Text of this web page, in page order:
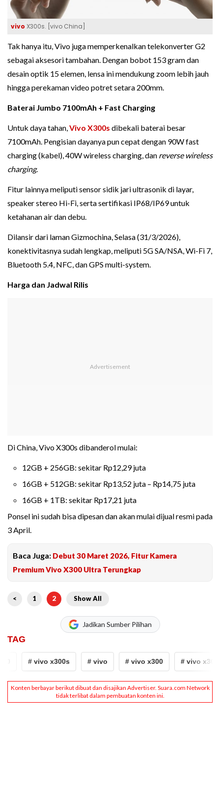
vivo X300s. [vivo China]
Tak hanya itu, Vivo juga memperkenalkan telekonverter G2
sebagai aksesori tambahan. Dengan bobot 153 gram dan
desain optik 15 elemen, lensa ini mendukung zoom lebih jauh
hingga perekaman video potret setara 200mm.
Baterai Jumbo 7100mAh + Fast Charging
Untuk daya tahan, Vivo X300s dibekali baterai besar
7100mAh. Pengisian dayanya pun cepat dengan 90W fast
charging (kabel), 40W wireless charging, dan reverse wireless
charging.
Fitur lainnya meliputi sensor sidik jari ultrasonik di layar,
speaker stereo Hi-Fi, serta sertifikasi IP68/IP69 untuk
ketahanan air dan debu.
Dilansir dari laman Gizmochina, Selasa (31/3/2026),
konektivitasnya sudah lengkap, meliputi 5G SA/NSA, Wi-Fi 7,
Bluetooth 5.4, NFC, dan GPS multi-system.
Harga dan Jadwal Rilis
Di China, Vivo X300s dibanderol mulai:
12GB + 256GB: sekitar Rp12,29 juta
16GB + 512GB: sekitar Rp13,52 juta – Rp14,75 juta
16GB + 1TB: sekitar Rp17,21 juta
Ponsel ini sudah bisa dipesan dan akan mulai dijual resmi pada
3 April.
Baca Juga: Debut 30 Maret 2026, Fitur Kamera
Premium Vivo X300 Ultra Terungkap
< 1 2 Show All
Jadikan Sumber Pilihan
TAG
# vivo x300s # vivo # vivo x300 # vivo x300s